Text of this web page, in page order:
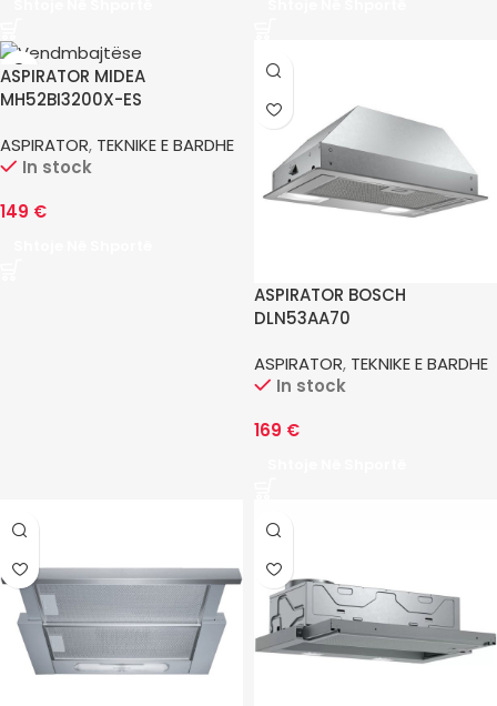
ASPIRATOR MIDEA
MH52BI3200X-ES
ASPIRATOR, TEKNIKE E BARDHE
In stock
149 €
ASPIRATOR BOSCH
DLN53AA70
ASPIRATOR, TEKNIKE E BARDHE
In stock
169 €